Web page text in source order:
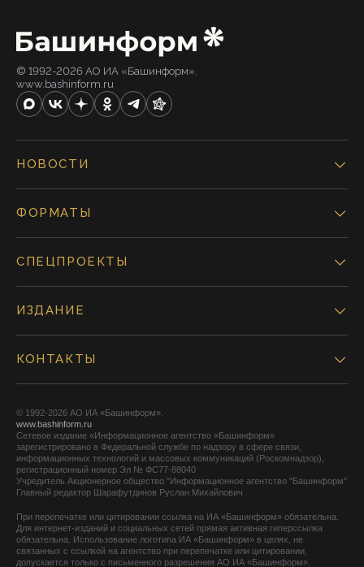
© 1992-2026 АО ИА «Башинформ».
www.bashinform.ru
НОВОСТИ
ФОРМАТЫ
СПЕЦПРОЕКТЫ
ИЗДАНИЕ
КОНТАКТЫ
© 1992-2026 АО ИА «Башинформ».
www.bashinform.ru
Сетевое издание «Информационное агентство «Башинформ»
зарегистрировано в Федеральной службе по надзору в сфере связи,
информационных технологий и массовых коммуникаций (Роскомнадзор),
регистрационный номер Эл № ФС77-88040
Учредитель Акционерное общество "Информационное агентство "Башинформ"
Главный редактор Шарафутдинов Руслан Михайлович
При перепечатке или цитировании ссылка на ИА «Башинформ» обязательна.
Для интернет-изданий и социальных сетей прямая активная гиперссылка
обязательна. Использование логотипа ИА «Башинформ» в целях, не
связанных с ссылкой на агентство при перепечатке или цитировании,
допускается только с письменного разрешения АО ИА «Башинформ».